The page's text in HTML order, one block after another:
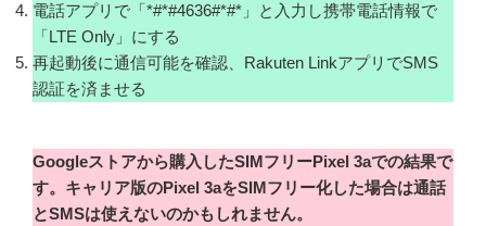
電話アプリで「*#*#4636#*#*」と入力し携帯電話情報で
「LTE Only」にする
再起動後に通信可能を確認、Rakuten LinkアプリでSMS
認証を済ませる
Googleストアから購入したSIMフリーPixel 3aでの結果で
す。キャリア版のPixel 3aをSIMフリー化した場合は通話
とSMSは使えないのかもしれません。